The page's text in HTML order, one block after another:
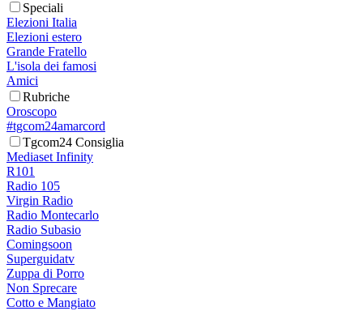
Speciali
Elezioni Italia
Elezioni estero
Grande Fratello
L'isola dei famosi
Amici
Rubriche
Oroscopo
#tgcom24amarcord
Tgcom24 Consiglia
Mediaset Infinity
R101
Radio 105
Virgin Radio
Radio Montecarlo
Radio Subasio
Comingsoon
Superguidatv
Zuppa di Porro
Non Sprecare
Cotto e Mangiato